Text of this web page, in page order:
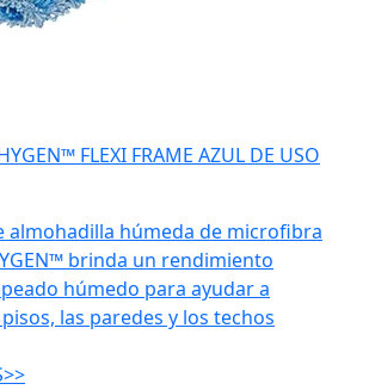
FLEXI FRAME AZUL DE USO
almohadilla húmeda de microfibra
brinda un rendimiento
húmedo para ayudar a
las paredes y los techos